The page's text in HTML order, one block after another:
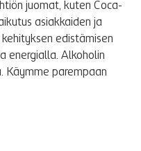
juomat, kuten Coca-
asiakkaiden ja
edistämisen
energialla. Alkoholin
Käymme parempaan